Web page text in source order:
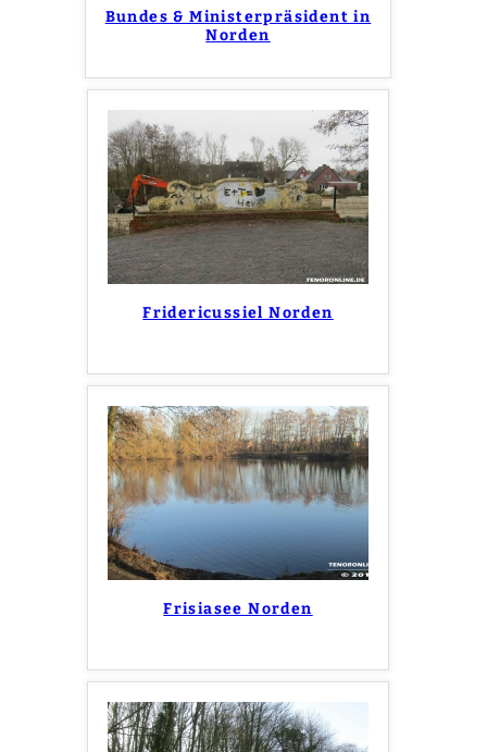
Bundes & Ministerpräsident in
Norden
Fridericussiel Norden
Frisiasee Norden